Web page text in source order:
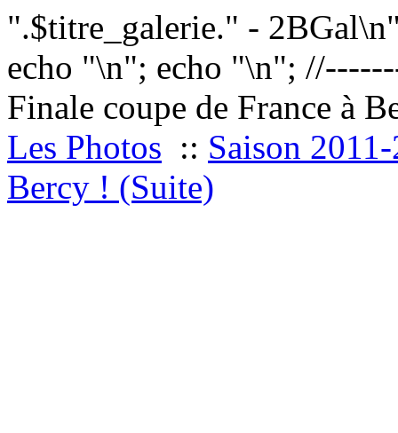
".$titre_galerie." -
echo "\n"; echo "\n";
Finale coupe de France à
Les Photos :: Saison
Bercy ! (Suite)